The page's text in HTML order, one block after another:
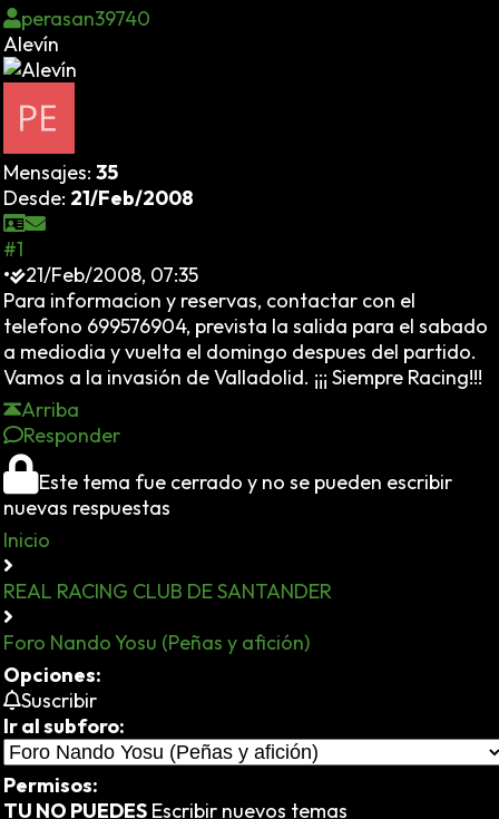
perasan39740
Alevín
Mensajes: 35
Desde: 21/Feb/2008
#1
•
21/Feb/2008, 07:35
Para informacion y reservas, contactar con el
telefono 699576904, prevista la salida para el sabado
a mediodia y vuelta el domingo despues del partido.
Vamos a la invasión de Valladolid. ¡¡¡ Siempre Racing!!!
Arriba
Responder
Este tema fue cerrado y no se pueden escribir
nuevas respuestas
Inicio
REAL RACING CLUB DE SANTANDER
Foro Nando Yosu (Peñas y afición)
Opciones:
Suscribir
Ir al subforo:
Permisos:
TU NO PUEDES Escribir nuevos temas